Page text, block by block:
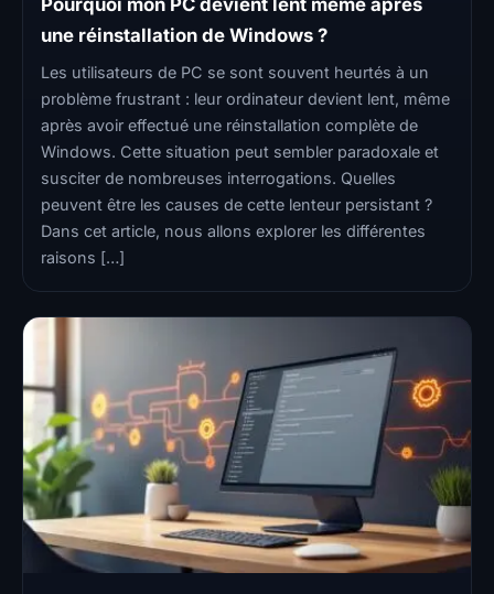
une réinstallation de Windows ?
Les utilisateurs de PC se sont souvent heurtés à un
problème frustrant : leur ordinateur devient lent, même
après avoir effectué une réinstallation complète de
Windows. Cette situation peut sembler paradoxale et
susciter de nombreuses interrogations. Quelles
peuvent être les causes de cette lenteur persistant ?
Dans cet article, nous allons explorer les différentes
raisons […]